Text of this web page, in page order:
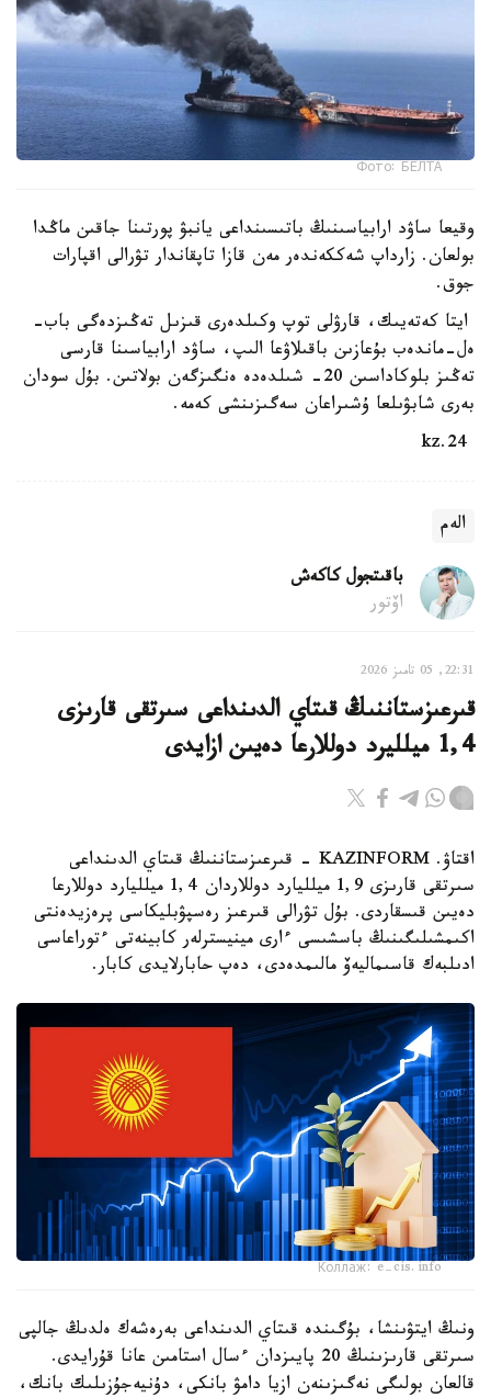
Фото: БЕЛТА
وقيعا ساۋد ارابياسىنىڭ باتىسىنداعى يانبۋ پورتىنا جاقىن ماڭدا
بولعان. زارداپ شەككەندەر مەن قازا تاپقاندار تۋرالى اقپارات
جوق.
ايتا كەتەيىك، قارۋلى توپ وكىلدەرى قىزىل تەڭىزدەگى باب-
ەل-ماندەب بۇعازىن باقىلاۋعا الىپ، ساۋد ارابياسىنا قارسى
تەڭىز بلوكاداسىن 20- شىلدەدە ەنگىزگەن بولاتىن. بۇل سودان
بەرى شابۋىلعا ۇشىراعان سەگىزىنشى كەمە.
الەم
باقىتجول كاكەش
اۆتور
22:31, 05 تامىز 2026
قىرعىزستاننىڭ قىتاي الدىنداعى سىرتقى قارىزى
1,4 ميلليرد دوللارعا دەيىن ازايدى
اقتاۋ. KAZINFORM - قىرعىزستاننىڭ قىتاي الدىنداعى
سىرتقى قارىزى 1,9 ميلليارد دوللاردان 1,4 ميلليارد دوللارعا
دەيىن قىسقاردى. بۇل تۋرالى قىرعىز رەسپۋبليكاسى پرەزيدەنتى
اكىمشىلىگىنىڭ باسشىسى ءارى مينيسترلەر كابينەتى ءتوراعاسى
ادىلبەك قاسىماليەۆ مالىمدەدى، دەپ حابارلايدى كابار.
Коллаж: e-cis.info
ونىڭ ايتۋىنشا، بۇگىندە قىتاي الدىنداعى بەرەشەك ەلدىڭ جالپى
سىرتقى قارىزىنىڭ 20 پايىزدان ءسال استامىن عانا قۇرايدى.
قالعان بولىگى نەگىزىنەن ازيا دامۋ بانكى، دۇنيەجۇزىلىك بانك،